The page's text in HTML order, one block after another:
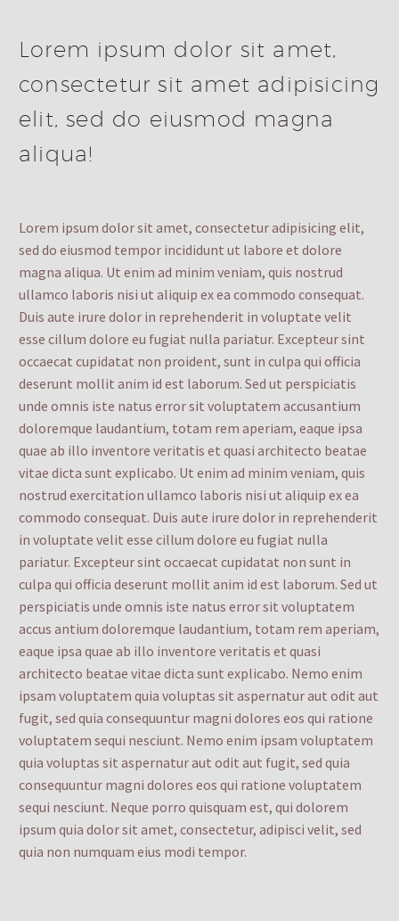
Lorem ipsum dolor sit amet,
consectetur sit amet adipisicing
elit, sed do eiusmod magna
aliqua!
Lorem ipsum dolor sit amet, consectetur adipisicing elit,
sed do eiusmod tempor incididunt ut labore et dolore
magna aliqua. Ut enim ad minim veniam, quis nostrud
ullamco laboris nisi ut aliquip ex ea commodo consequat.
Duis aute irure dolor in reprehenderit in voluptate velit
esse cillum dolore eu fugiat nulla pariatur. Excepteur sint
occaecat cupidatat non proident, sunt in culpa qui officia
deserunt mollit anim id est laborum. Sed ut perspiciatis
unde omnis iste natus error sit voluptatem accusantium
doloremque laudantium, totam rem aperiam, eaque ipsa
quae ab illo inventore veritatis et quasi architecto beatae
vitae dicta sunt explicabo. Ut enim ad minim veniam, quis
nostrud exercitation ullamco laboris nisi ut aliquip ex ea
commodo consequat. Duis aute irure dolor in reprehenderit
in voluptate velit esse cillum dolore eu fugiat nulla
pariatur. Excepteur sint occaecat cupidatat non sunt in
culpa qui officia deserunt mollit anim id est laborum. Sed ut
perspiciatis unde omnis iste natus error sit voluptatem
accus antium doloremque laudantium, totam rem aperiam,
eaque ipsa quae ab illo inventore veritatis et quasi
architecto beatae vitae dicta sunt explicabo. Nemo enim
ipsam voluptatem quia voluptas sit aspernatur aut odit aut
fugit, sed quia consequuntur magni dolores eos qui ratione
voluptatem sequi nesciunt. Nemo enim ipsam voluptatem
quia voluptas sit aspernatur aut odit aut fugit, sed quia
consequuntur magni dolores eos qui ratione voluptatem
sequi nesciunt. Neque porro quisquam est, qui dolorem
ipsum quia dolor sit amet, consectetur, adipisci velit, sed
quia non numquam eius modi tempor.